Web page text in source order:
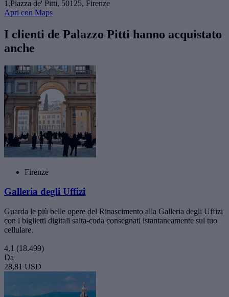
1,Piazza de' Pitti, 50125, Firenze
Apri con Maps
I clienti de Palazzo Pitti hanno acquistato
anche
Firenze
Galleria degli Uffizi
Guarda le più belle opere del Rinascimento alla Galleria degli Uffizi
con i biglietti digitali salta-coda consegnati istantaneamente sul tuo
cellulare.
4,1 (18.499)
Da
28,81 USD